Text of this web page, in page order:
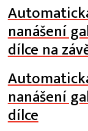
nanášení
dílce na
nanášení
dílce